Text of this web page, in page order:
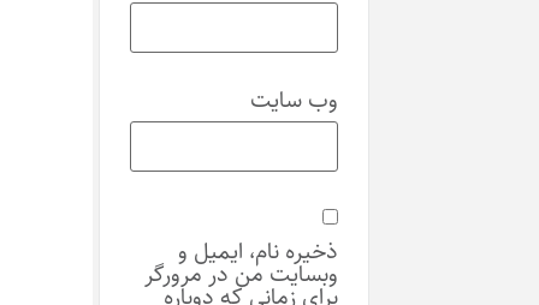
وب‌ سایت
ذخیره نام، ایمیل و
وبسایت من در مرورگر
برای زمانی که دوباره